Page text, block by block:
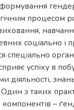
процесом
соціально і
спеціально
успіху в
діяльності,
Один з таких
–